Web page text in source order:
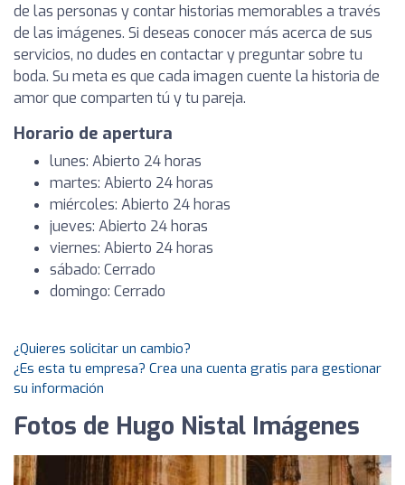
de las personas y contar historias memorables a través
de las imágenes. Si deseas conocer más acerca de sus
servicios, no dudes en contactar y preguntar sobre tu
boda. Su meta es que cada imagen cuente la historia de
amor que comparten tú y tu pareja.
Horario de apertura
lunes: Abierto 24 horas
martes: Abierto 24 horas
miércoles: Abierto 24 horas
jueves: Abierto 24 horas
viernes: Abierto 24 horas
sábado: Cerrado
domingo: Cerrado
¿Quieres solicitar un cambio?
¿Es esta tu empresa? Crea una cuenta gratis para gestionar
su información
Fotos de Hugo Nistal Imágenes